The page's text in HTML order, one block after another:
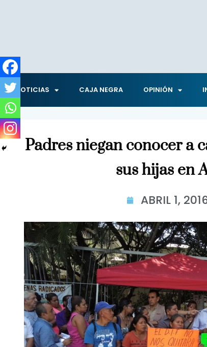
NOTICIAS CAJA NEGRA OPINIÓN
Padres niegan conocer a
sus hijas en
ABRIL 1,